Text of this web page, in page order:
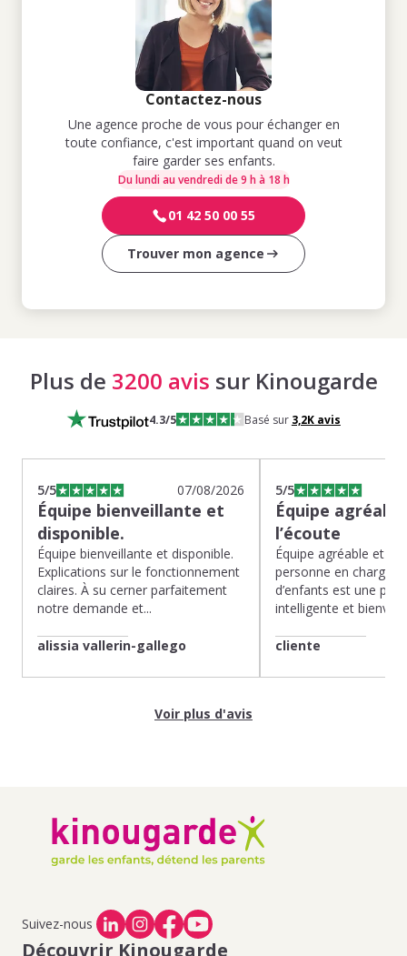
Contactez-nous
Une agence proche de vous pour échanger en
toute confiance, c'est important quand on veut
faire garder ses enfants.
Du lundi au vendredi de 9 h à 18 h
01 42 50 00 55
Trouver mon agence
Plus de 3200 avis sur Kinougarde
4.3/5 Basé sur 3,2Kavis
5/5 07/08/2026
Équipe bienveillante et
disponible.
Équipe bienveillante et disponible.
Explications sur le fonctionnement
claires. À su cerner parfaitement
notre demande et...
alissia vallerin-gallego
5/5
Équipe
l’écoute
Équipe agréable et à
personne en charge
d’enfants est une
intelligente et
cliente
Voir plus d'avis
Suivez-nous
Découvrir Kinougarde